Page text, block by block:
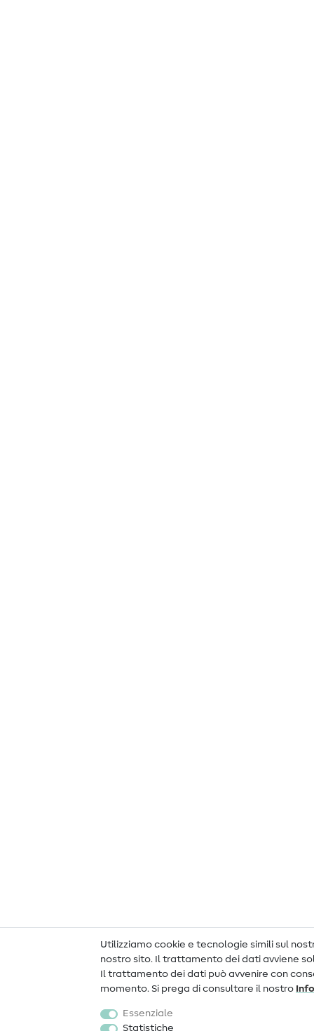
Utilizziamo cookie e tecnologie simili sul
nostro sito. Il trattamento dei dati avviene
Il trattamento dei dati può avvenire con
momento. Si prega di consultare il nostro
Essenziale
Statistiche